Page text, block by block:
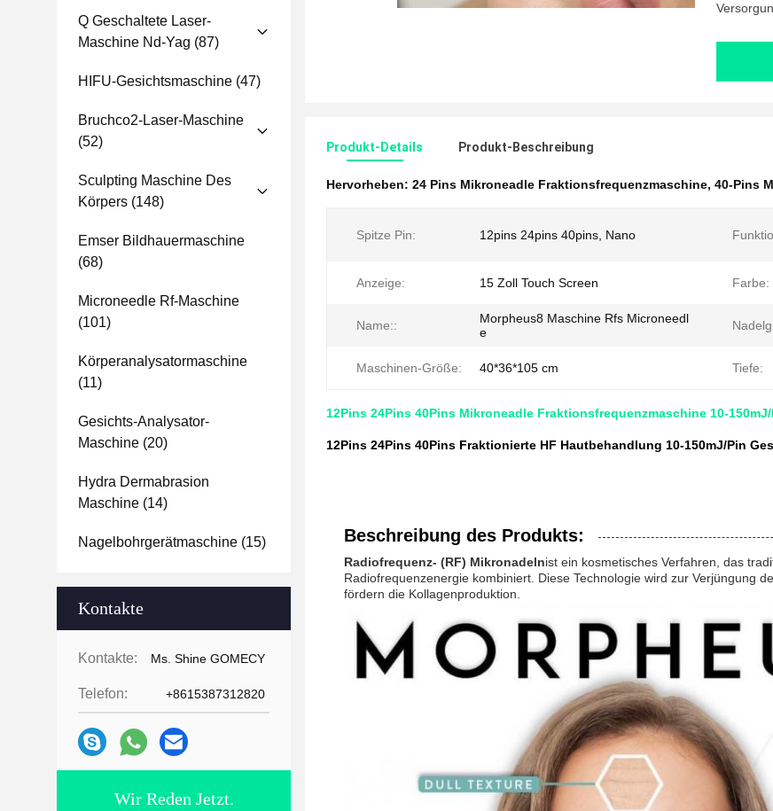
Q Geschaltete Laser-
Maschine Nd-Yag (87)
HIFU-Gesichtsmaschine (47)
Bruchco2-Laser-Maschine
(52)
Sculpting Maschine Des
Körpers (148)
Emser Bildhauermaschine
(68)
Microneedle Rf-Maschine
(101)
Körperanalysatormaschine
(11)
Gesichts-Analysator-
Maschine (20)
Hydra Dermabrasion
Maschine (14)
Nagelbohrgerätmaschine (15)
Kontakte
Kontakte: Ms. Shine GOMECY
Telefon: +8615387312820
Wir Reden Jetzt.
Produkt-Details Produkt-Beschreibung
Hervorheben: 24 Pins Mikroneadle Fraktionsfrequenzmaschine, 40-Pins
Spitze Pin: 12pins 24pins 40pins, Nano
Anzeige: 15 Zoll Touch Screen Farbe:
Name::
Morpheus8 Maschine Rfs Microneedl
e
Maschinen-Größe: 40*36*105 cm Tiefe:
12Pins 24Pins 40Pins Mikroneadle Fraktionsfrequenzmaschine 10-
12Pins 24Pins 40Pins Fraktionierte HF Hautbehandlung 10-150mJ/Pin
Beschreibung des Produkts:
Radiofrequenz- (RF) Mikronadelnist ein kosmetisches Verfahren, das
Radiofrequenzenergie kombiniert. Diese Technologie wird zur Verjüngung
fördern die Kollagenproduktion.